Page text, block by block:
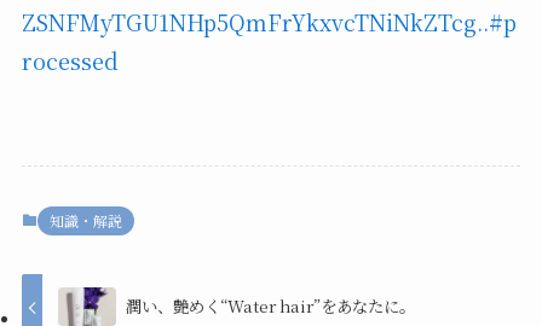
ZSNFMyTGU1NHp5QmFrYkxvcTNiNkZTcg..#p
rocessed
知識・解説
潤い、艶めく“Water hair”をあなたに。